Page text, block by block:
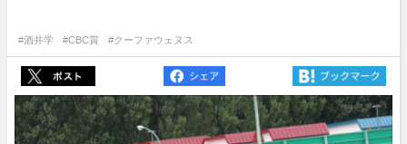
#酒井学 #CBC賞 #クーファウェヌス